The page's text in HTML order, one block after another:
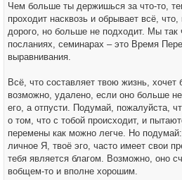
Чем больше ты держишься за что-то,
проходит насквозь и обрывает всё,
дорого, но больше не подходит. Мы так
посланиях, семинарах – это Время
выравнивания.
Всё, что составляет твою жизнь,
возможно, удалено, если оно больше
его, а отпусти. Подумай, пожалуйста,
о том, что с тобой происходит, и
перемены как можно легче. Но
личное Я, твоё эго, часто имеет свои
тебя является благом. Возможно, оно
вобщем-то и вполне хорошим.